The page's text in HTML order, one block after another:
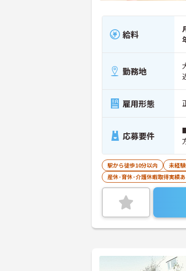
給料
勤務地
雇用形態
応募要件
駅から徒歩10分以内 未経
産休･育休･介護休暇取得実績あ